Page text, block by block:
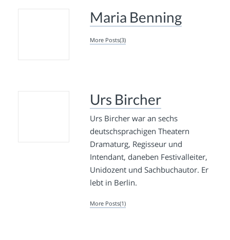
Maria Benning
More Posts(3)
Urs Bircher
Urs Bircher war an sechs
deutschsprachigen Theatern
Dramaturg, Regisseur und
Intendant, daneben Festivalleiter,
Unidozent und Sachbuchautor. Er
lebt in Berlin.
More Posts(1)